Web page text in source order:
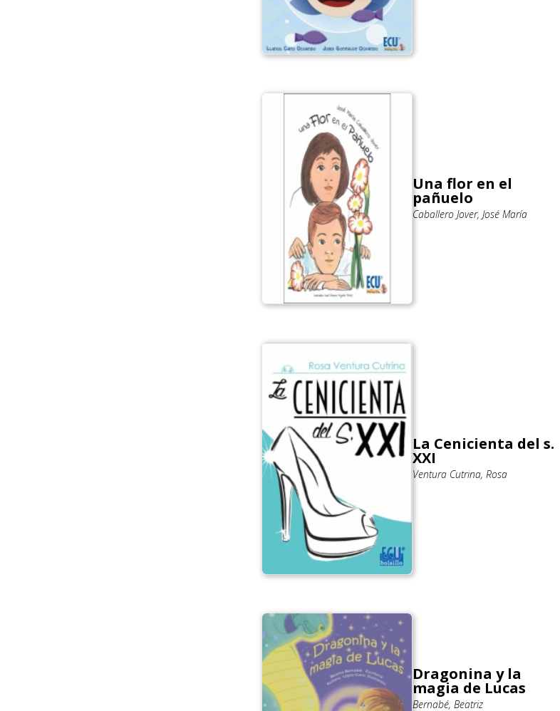
Una flor en el
pañuelo
Caballero Jover, José María
La Cenicienta del s.
XXI
Ventura Cutrina, Rosa
Dragonina y la
magia de Lucas
Bernabé, Beatriz